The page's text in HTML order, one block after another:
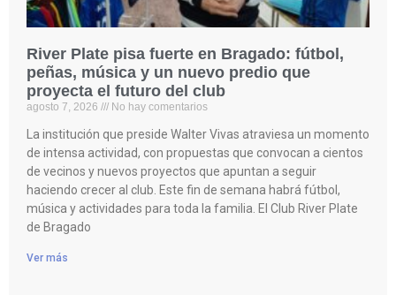
River Plate pisa fuerte en Bragado: fútbol,
peñas, música y un nuevo predio que
proyecta el futuro del club
agosto 7, 2026 No hay comentarios
La institución que preside Walter Vivas atraviesa un momento
de intensa actividad, con propuestas que convocan a cientos
de vecinos y nuevos proyectos que apuntan a seguir
haciendo crecer al club. Este fin de semana habrá fútbol,
música y actividades para toda la familia. El Club River Plate
de Bragado
Ver más